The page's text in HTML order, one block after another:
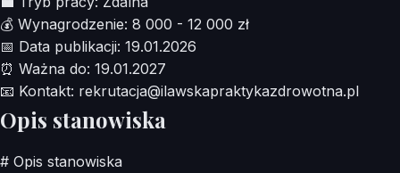
💰 Wynagrodzenie: 8 000 - 12 000 zł
📅 Data publikacji: 19.01.2026
⏰ Ważna do: 19.01.2027
📧 Kontakt: rekrutacja@ilawskapraktykazdrowotna.pl
Opis stanowiska
# Opis stanowiska